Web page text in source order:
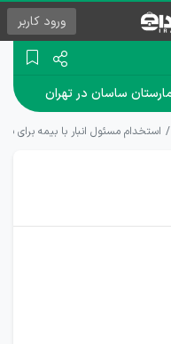
ورود کاربر
ساسان در تهران
استخدام مسئول انبار با بیمه برای